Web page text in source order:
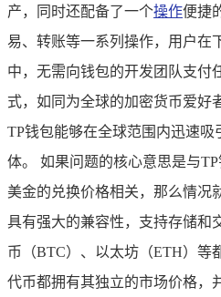
产，同时还配备了一个操作便捷
易、转账等一系列操作，用户在
中，无需向钱包的开发团队支付
式，如同为全球的加密货币爱好
TP钱包能够在全球范围内迅速
体。 如果问题的核心意思是与
美金的兑换价格相关，那么情况
具有强大的兼容性，支持存储和
币（BTC）、以太坊（ETH）等
代币都拥有其独立的市场价格，